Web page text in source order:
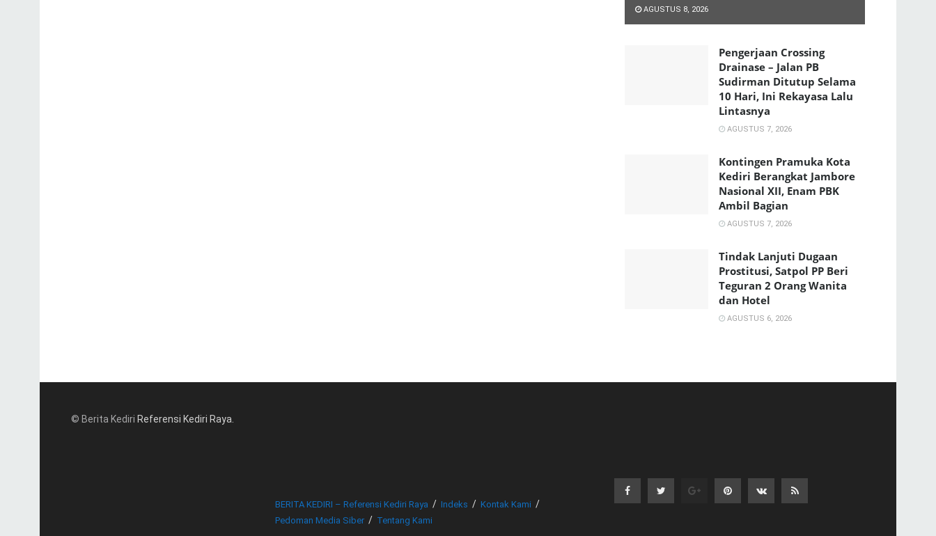
AGUSTUS 8, 2026
Pengerjaan Crossing
Drainase – Jalan PB
Sudirman Ditutup Selama
10 Hari, Ini Rekayasa Lalu
Lintasnya
AGUSTUS 7, 2026
Kontingen Pramuka Kota
Kediri Berangkat Jambore
Nasional XII, Enam PBK
Ambil Bagian
AGUSTUS 7, 2026
Tindak Lanjuti Dugaan
Prostitusi, Satpol PP Beri
Teguran 2 Orang Wanita
dan Hotel
AGUSTUS 6, 2026
© Berita Kediri Referensi Kediri Raya.
BERITA KEDIRI – Referensi Kediri Raya Indeks
Kontak Kami
Pedoman Media Siber
Tentang Kami